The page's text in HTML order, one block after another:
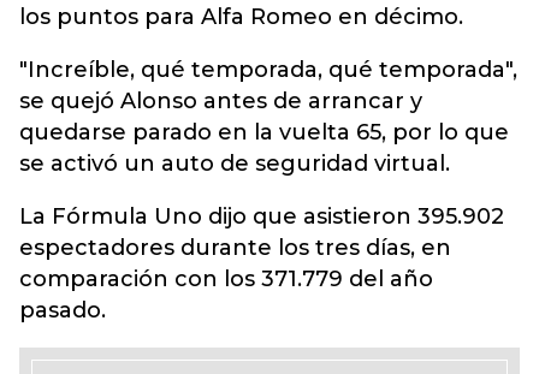
los puntos para Alfa Romeo en décimo.
"Increíble, qué temporada, qué temporada",
se quejó Alonso antes de arrancar y
quedarse parado en la vuelta 65, por lo que
se activó un auto de seguridad virtual.
La Fórmula Uno dijo que asistieron 395.902
espectadores durante los tres días, en
comparación con los 371.779 del año
pasado.